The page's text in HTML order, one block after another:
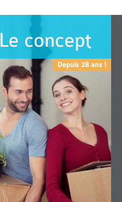
Le concept
Depuis 28 ans !